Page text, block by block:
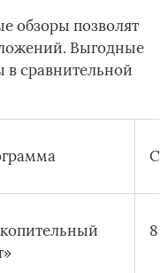
обзоры позволят
Выгодные
в сравнительной